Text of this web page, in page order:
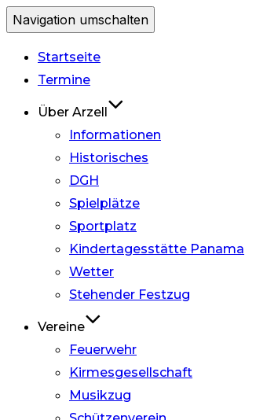
Navigation umschalten
Startseite
Termine
Über Arzell
Informationen
Historisches
DGH
Spielplätze
Sportplatz
Kindertagesstätte Panama
Wetter
Stehender Festzug
Vereine
Feuerwehr
Kirmesgesellschaft
Musikzug